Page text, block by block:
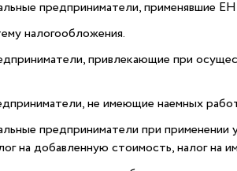
предприниматели, применявшие
налогообложения.
привлекающие при
не имеющие наемных
предприниматели при
на добавленную стоимость, налог на